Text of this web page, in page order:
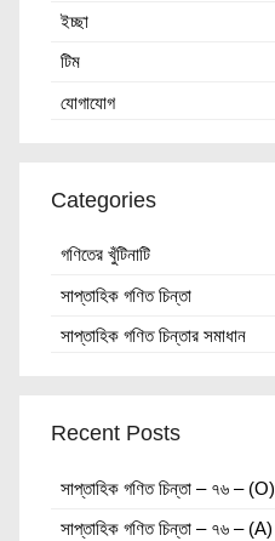
ইচ্ছা
টিম
যোগাযোগ
Categories
গণিতের খুঁটিনাটি
সাপ্তাহিক গণিত চিন্তা
সাপ্তাহিক গণিত চিন্তার সমাধান
Recent Posts
সাপ্তাহিক গণিত চিন্তা – ৭৬ – (O)
সাপ্তাহিক গণিত চিন্তা – ৭৬ – (A)